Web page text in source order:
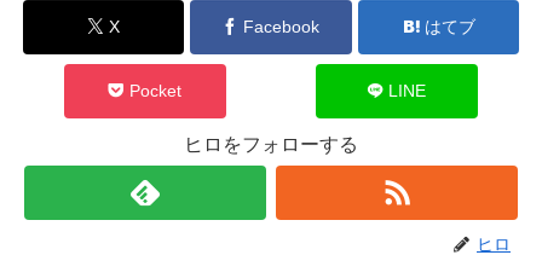
X Facebook はてブ
Pocket LINE
ヒロをフォローする
ヒロ